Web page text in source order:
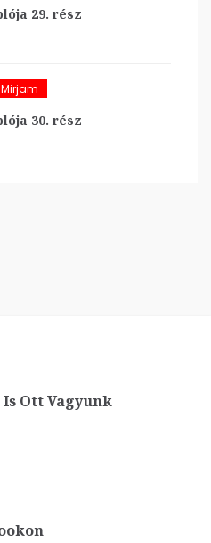
29. rész
Mirjam
30. rész
Is Ott Vagyunk